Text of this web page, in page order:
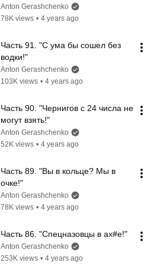
Anton Gerashchenko
78K views • 4 years ago
Часть 91. "С ума бы сошел без
водки!"
Anton Gerashchenko
103K views • 4 years ago
Часть 90. "Чернигов с 24 числа не
могут взять!"
Anton Gerashchenko
52K views • 4 years ago
Часть 89. "Вы в кольце? Мы в
очке!"
Anton Gerashchenko
78K views • 4 years ago
Часть 86. "Спецназовцы в ах#е!"
Anton Gerashchenko
253K views • 4 years ago